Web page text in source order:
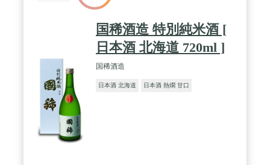
国稀酒造 特別純米酒 [
日本酒 北海道 720ml ]
国稀酒造
日本酒 北海道 日本酒 熱燗 甘口